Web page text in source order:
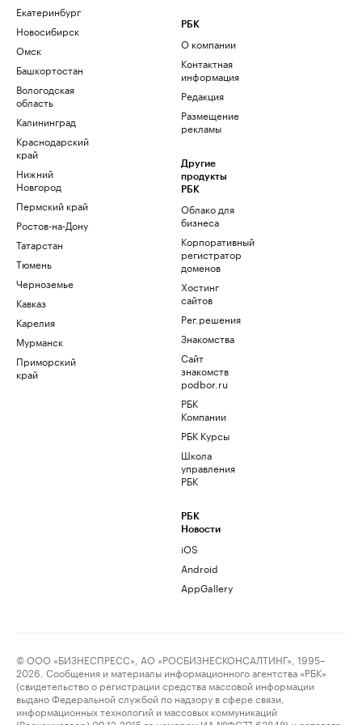
Екатеринбург
Новосибирск
Омск
Башкортостан
Вологодская
область
Калининград
Краснодарский
край
Нижний
Новгород
Пермский край
Ростов-на-Дону
Татарстан
Тюмень
Черноземье
Кавказ
Карелия
Мурманск
Приморский
край
РБК
О компании
Контактная
информация
Редакция
Размещение
рекламы
Другие
продукты
РБК
Облако для
бизнеса
Корпоративный
регистратор
доменов
Хостинг
сайтов
Рег.решения
Знакомства
Сайт
знакомств
podbor.ru
РБК
Компании
РБК Курсы
Школа
управления
РБК
РБК
Новости
iOS
Android
AppGallery
© ООО «БИЗНЕСПРЕСС», АО «РОСБИЗНЕСКОНСАЛТИНГ», 1995–
2026. Сообщения и материалы информационного агентства «РБК»
(свидетельство о регистрации средства массовой информации
выдано Федеральной службой по надзору в сфере связи,
информационных технологий и массовых коммуникаций